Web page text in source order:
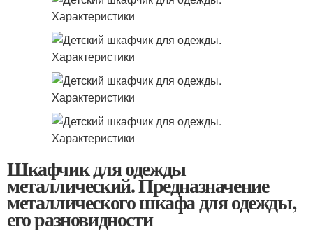
Шкафчик для одежды
металлический. Предназначение
металлического шкафа для одежды,
его разновидности